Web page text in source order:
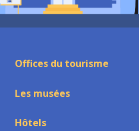
Offices du tourisme
Les musées
Hôtels